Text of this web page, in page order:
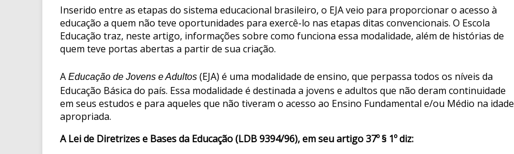
Inserido entre as etapas do sistema educacional brasileiro, o EJA veio para proporcionar o acesso à
educação a quem não teve oportunidades para exercê-lo nas etapas ditas convencionais. O Escola
Educação traz, neste artigo, informações sobre como funciona essa modalidade, além de histórias de
quem teve portas abertas a partir de sua criação.
A Educação de Jovens e Adultos (EJA) é uma modalidade de ensino, que perpassa todos os níveis da
Educação Básica do país. Essa modalidade é destinada a jovens e adultos que não deram continuidade
em seus estudos e para aqueles que não tiveram o acesso ao Ensino Fundamental e/ou Médio na idade
apropriada.
A Lei de Diretrizes e Bases da Educação (LDB 9394/96), em seu artigo 37º § 1º diz: